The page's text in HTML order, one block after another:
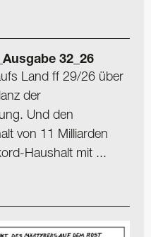
32_26
Land ff 29/26 über
der
Und den
von 11 Milliarden
Haushalt mit ...